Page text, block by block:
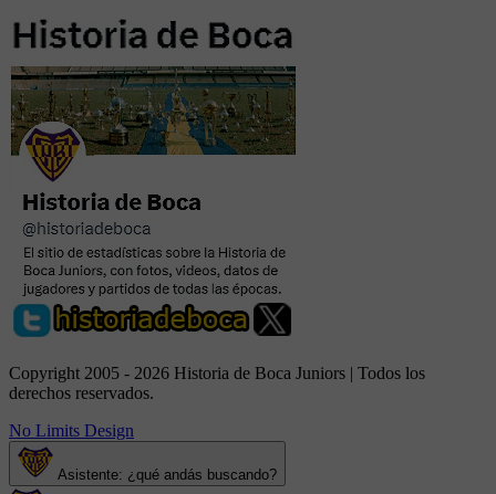
Copyright 2005 - 2026 Historia de Boca Juniors | Todos los
derechos reservados.
No Limits Design
Asistente: ¿qué andás buscando?